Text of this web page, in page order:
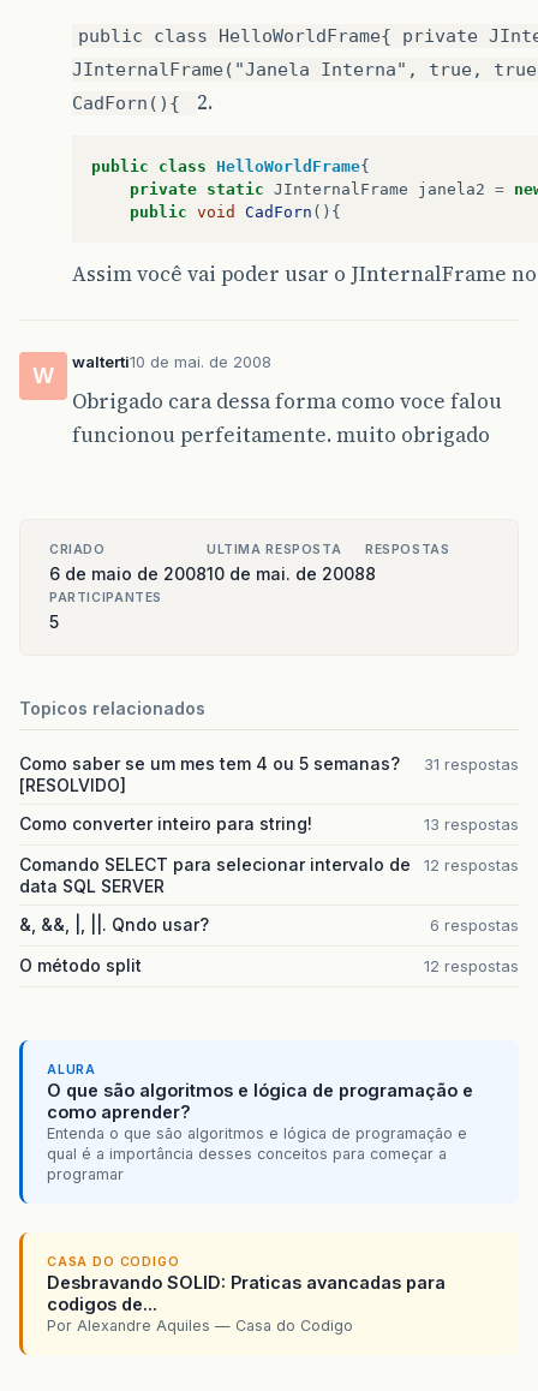
public class HelloWorldFrame{ private
JInternalFrame("Janela Interna", true,
CadForn(){
2.
public class HelloWorldFrame{
private static JInternalFrame janela2 =
public void CadForn (){
Assim você vai poder usar o JInternalFrame no
W
walterti10 de mai. de 2008
Obrigado cara dessa forma como voce falou
funcionou perfeitamente. muito obrigado
CRIADO
6 de maio de 2008
ULTIMA RESPOSTA
10 de mai. de 2008
RESPOSTAS
8
PARTICIPANTES
5
Topicos relacionados
Como saber se um mes tem 4 ou 5 semanas?
[RESOLVIDO]
31 respostas
Como converter inteiro para string! 13 respostas
Comando SELECT para selecionar intervalo de
data SQL SERVER
12 respostas
&, &&, |, ||. Qndo usar? 6 respostas
O método split 12 respostas
ALURA
O que são algoritmos e lógica de programação e
como aprender?
Entenda o que são algoritmos e lógica de programação e
qual é a importância desses conceitos para começar a
programar
CASA DO CODIGO
Desbravando SOLID: Praticas avancadas para
codigos de...
Por Alexandre Aquiles — Casa do Codigo